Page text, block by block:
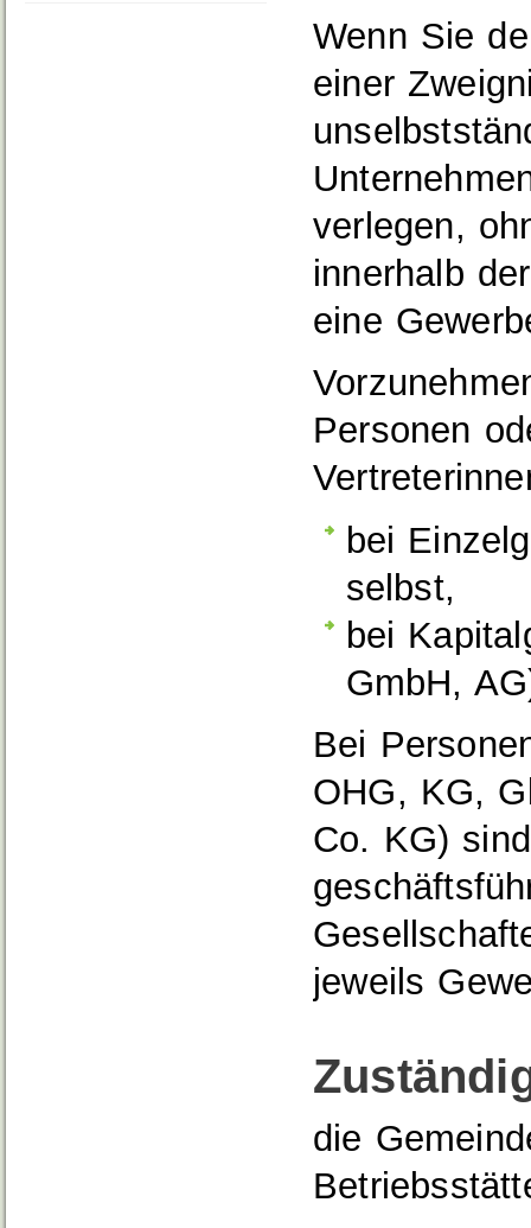
Wenn Sie
einer
verlegen,
innerhalb
eine
Personen
bei
selbst,
bei
GmbH,
Bei
OHG, KG,
Co. KG)
jeweils
die